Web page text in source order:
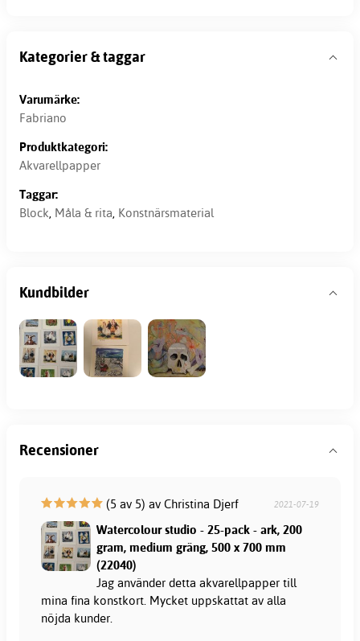
Kategorier & taggar
Varumärke:
Fabriano
Produktkategori:
Akvarellpapper
Taggar:
Block, Måla & rita, Konstnärsmaterial
Kundbilder
Recensioner
(5 av 5) av Christina Djerf 2021-07-19
Watercolour studio - 25-pack - ark, 200
gram, medium gräng, 500 x 700 mm
(22040)
Jag använder detta akvarellpapper till
mina fina konstkort. Mycket uppskattat av alla
nöjda kunder.